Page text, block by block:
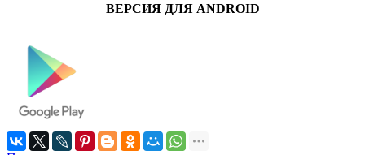
ВЕРСИЯ ДЛЯ ANDROID